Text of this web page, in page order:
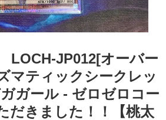
LOCH-JP012[オーバー
マティックシークレッ
ガール ​- ​ゼロゼロコー
だきました！！【桃太